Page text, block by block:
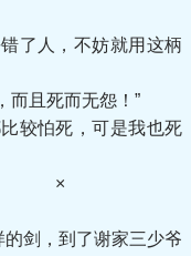
了人，不妨就用这柄
且死而无怨！”
较怕死，可是我也死
剑，到了谢家三少爷